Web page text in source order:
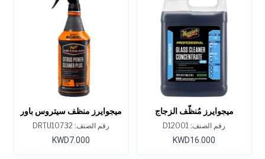
ميجوايرز مُنظّف الزجاج
المُرَكّز، D120، سعة 1 جالونرقم الصنف: D12001
KWD16.000
ميجوايرز منظف سيتروس باور
بلس، أونصة D107، 32
رقم الصنف: DRTU10732
KWD7.000